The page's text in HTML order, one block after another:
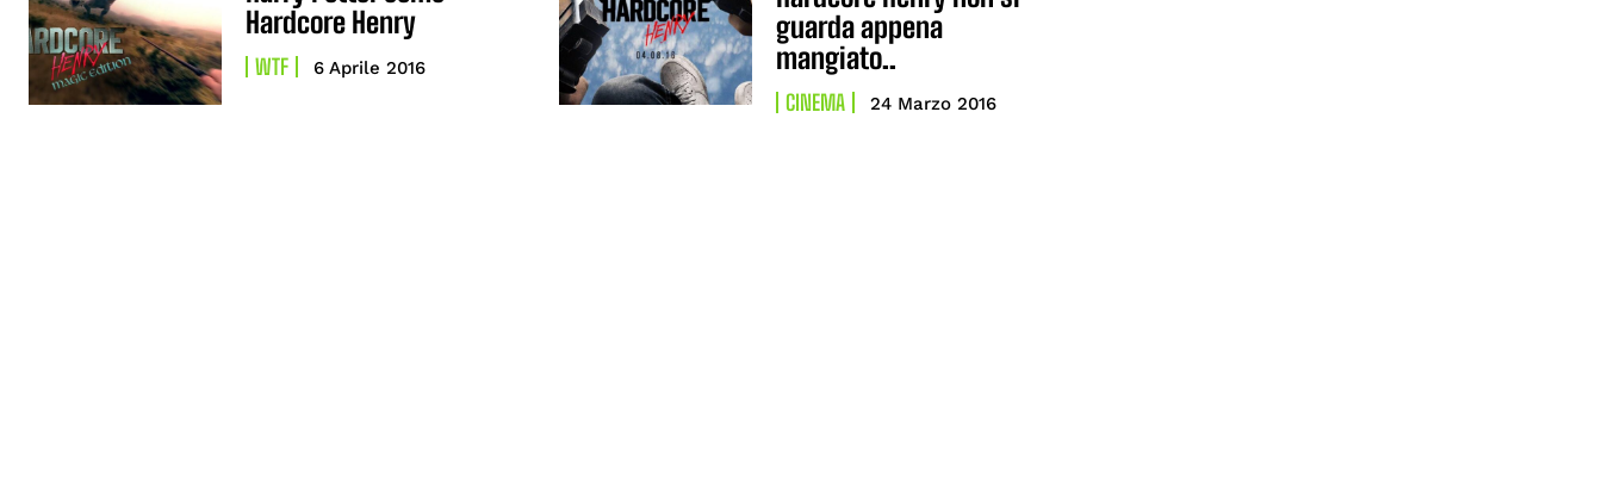
Hardcore Henry
WTF 6 Aprile 2016
guarda appena
mangiato..
CINEMA 24 Marzo 2016